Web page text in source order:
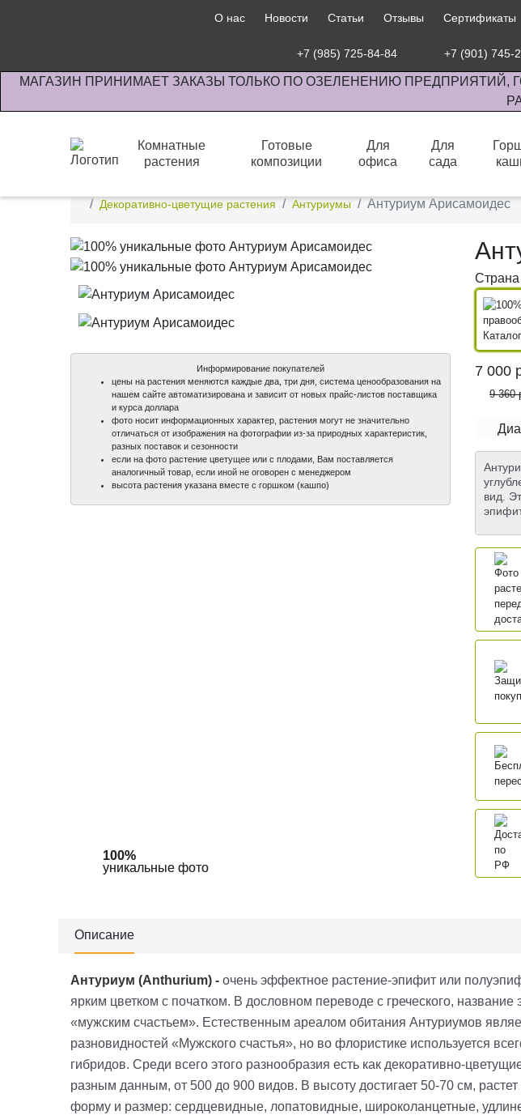
О нас Новости Статьи Отзывы Сертификаты
+7 (985) 725-84-84 +7 (901) 745-
МАГАЗИН ПРИНИМАЕТ ЗАКАЗЫ ТОЛЬКО ПО ОЗЕЛЕНЕНИЮ
Комнатные
растения
Готовые
композиции
Для
офиса
Для
сада
Декоративно-цветущие растения
Антуриумы Антуриум Арисамоидес
100%
уникальные фото
100%
уникальные фото
Информирование покупателей
цены на растения меняются каждые два, три дня, система ценообразования на
нашем сайте автоматизирована и зависит от новых прайс-листов поставщика
и курса доллара
фото носит информационных характер, растения могут не значительно
отличаться от изображения на фотографии из-за природных характеристик,
разных поставок и сезонности
если на фото растение цветущее или с плодами, Вам поставляется
аналогичный товар, если иной не оговорен с менеджером
высота растения указана вместе с горшком (кашпо)
7 000
9 360
вид.
Описание
Антуриум (Anthurium) - очень эффектное растение-эпифит или
ярким цветком с початком. В дословном переводе с греческого, название
«мужским счастьем». Естественным ареалом обитания Антуриумов
разновидностей «Мужского счастья», но во флористике используется
гибридов. Среди всего этого разнообразия есть как декоративно-
разным данным, от 500 до 900 видов. В высоту достигает 50-70 см,
форму и размер: сердцевидные, лопатовидные, широколанцетные,